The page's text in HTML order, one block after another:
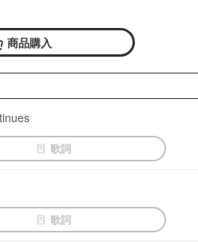
商品購入
歌詞
歌詞